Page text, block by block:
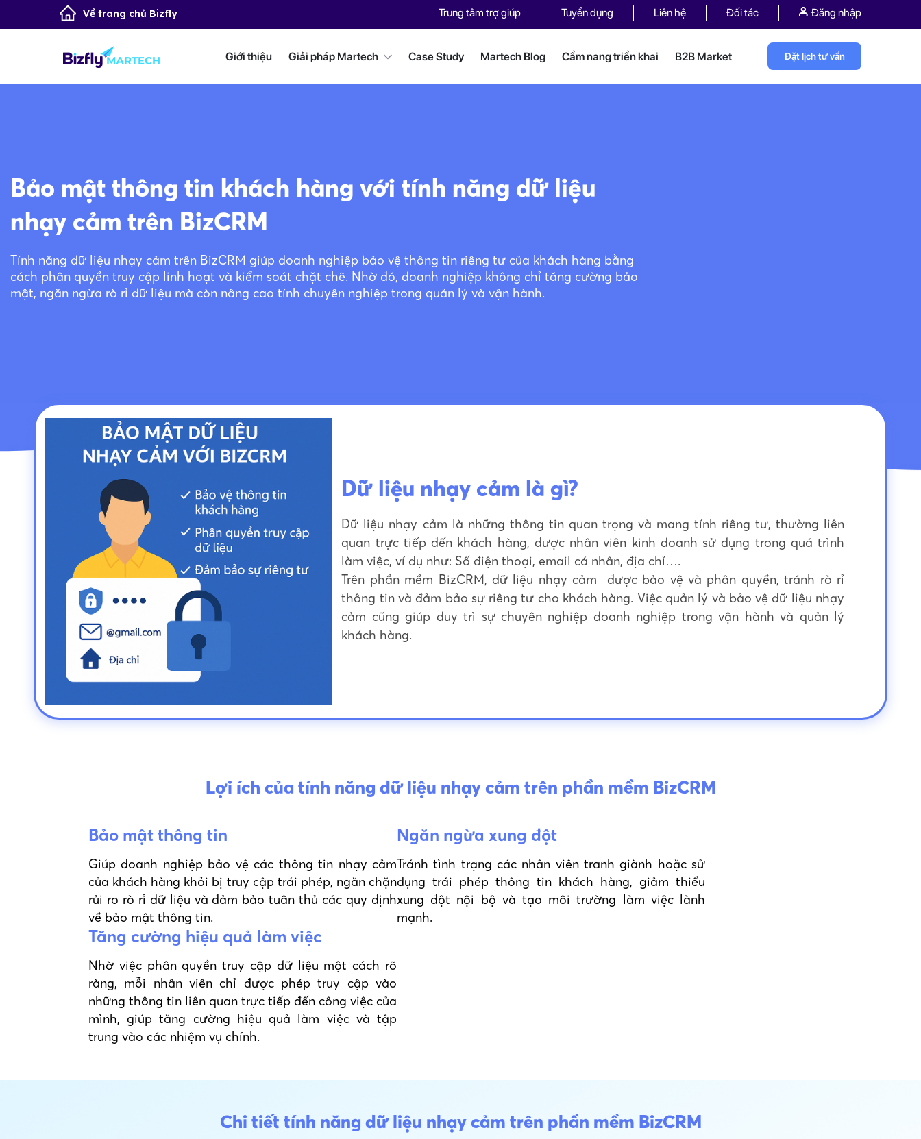
Về trang chủ Bizfly Trung tâm trợ giúp Tuyển dụng Liên hệ Đối tác Đăng nhập
Giới thiệu Giải pháp Martech Case Study Martech Blog Cẩm nang triển khai B2B Market Đặt lịch tư vấn
Bảo mật thông tin khách hàng với tính năng dữ liệu
nhạy cảm trên BizCRM
Tính năng dữ liệu nhạy cảm trên BizCRM giúp doanh nghiệp bảo vệ thông tin riêng tư của khách hàng bằng
cách phân quyền truy cập linh hoạt và kiểm soát chặt chẽ. Nhờ đó, doanh nghiệp không chỉ tăng cường bảo
mật, ngăn ngừa rò rỉ dữ liệu mà còn nâng cao tính chuyên nghiệp trong quản lý và vận hành.
Dữ liệu nhạy cảm là gì?
Dữ liệu nhạy cảm là những thông tin quan trọng và mang tính riêng tư, thường liên
quan trực tiếp đến khách hàng, được nhân viên kinh doanh sử dụng trong quá trình
làm việc, ví dụ như: Số điện thoại, email cá nhân, địa chỉ….
Trên phần mềm BizCRM, dữ liệu nhạy cảm được bảo vệ và phân quyền, tránh rò rỉ
thông tin và đảm bảo sự riêng tư cho khách hàng. Việc quản lý và bảo vệ dữ liệu nhạy
cảm cũng giúp duy trì sự chuyên nghiệp doanh nghiệp trong vận hành và quản lý
khách hàng.
Lợi ích của tính năng dữ liệu nhạy cảm trên phần mềm BizCRM
Bảo mật thông tin
Giúp doanh nghiệp bảo vệ các thông tin nhạy cảm
của khách hàng khỏi bị truy cập trái phép, ngăn chặn
rủi ro rò rỉ dữ liệu và đảm bảo tuân thủ các quy định
về bảo mật thông tin.
Ngăn ngừa xung đột
Tránh tình trạng các nhân viên tranh giành hoặc sử
dụng trái phép thông tin khách hàng, giảm thiểu
xung đột nội bộ và tạo môi trường làm việc lành
mạnh.
Tăng cường hiệu quả làm việc
Nhờ việc phân quyền truy cập dữ liệu một cách rõ
ràng, mỗi nhân viên chỉ được phép truy cập vào
những thông tin liên quan trực tiếp đến công việc của
mình, giúp tăng cường hiệu quả làm việc và tập
trung vào các nhiệm vụ chính.
Chi tiết tính năng dữ liệu nhạy cảm trên phần mềm BizCRM